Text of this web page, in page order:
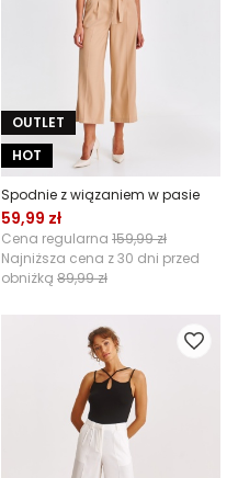
OUTLET
HOT
Spodnie z wiązaniem w pasie
59,99 zł
Cena regularna 159,99 zł
Najniższa cena z 30 dni przed
obniżką 89,99 zł